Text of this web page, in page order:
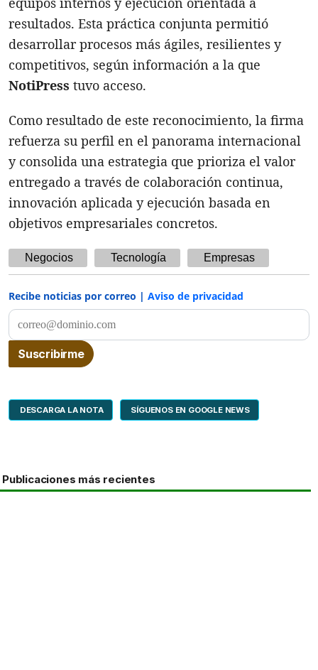
resultados. Esta práctica conjunta permitió
desarrollar procesos más ágiles, resilientes y
competitivos, según información a la que
NotiPress tuvo acceso.
Como resultado de este reconocimiento, la firma
refuerza su perfil en el panorama internacional
y consolida una estrategia que prioriza el valor
entregado a través de colaboración continua,
innovación aplicada y ejecución basada en
objetivos empresariales concretos.
Negocios Tecnología Empresas
Recibe noticias por correo | Aviso de privacidad
DESCARGA LA NOTA SÍGUENOS EN GOOGLE NEWS
Publicaciones más recientes